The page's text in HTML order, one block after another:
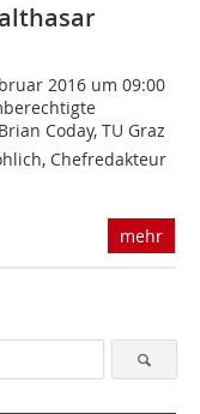
2016 um 09:00
Coday, TU Graz 
Chefredakteur
mehr